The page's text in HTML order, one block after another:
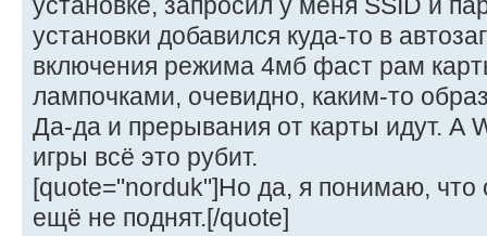
установки добавился куда-то в
включения режима 4мб фаст рам
лампочками, очевидно, каким-то
Да-да и прерывания от карты идут. А
игры всё это рубит.
[quote="norduk"]Но да, я понимаю, что
ещё не поднят.[/quote]